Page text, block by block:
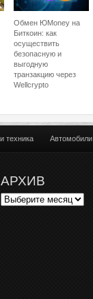
Обмен ЮMoney на
Биткоин: как
осуществить
безопасную и
выгодную
транзакцию через
Wellcrypto
техника Автомобили
АРХИВ